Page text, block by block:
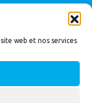
web et nos services